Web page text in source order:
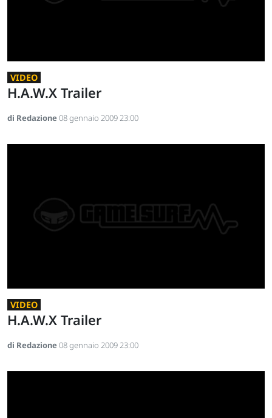
VIDEO
H.A.W.X Trailer
di Redazione08 gennaio 2009 23:00
VIDEO
H.A.W.X Trailer
di Redazione08 gennaio 2009 23:00